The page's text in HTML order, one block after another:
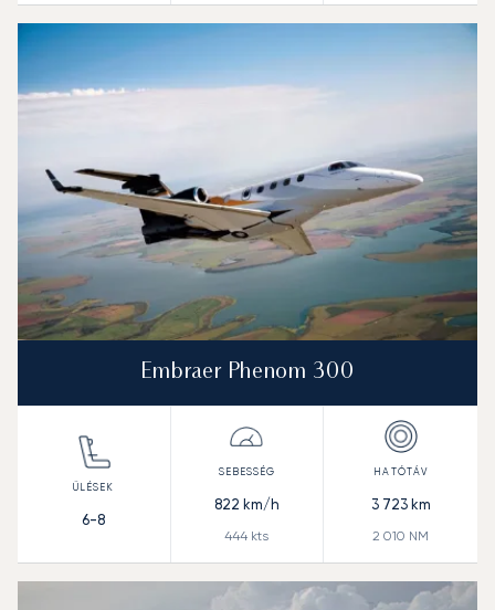
Embraer Phenom 300
6-8
822 km/h
444 kts
3 723km
2 010 NM